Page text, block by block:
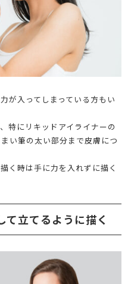
が入ってしまっている方もい
特にリキッドアイライナーの
い筆の太い部分まで皮膚につ
く時は手に力を入れずに描く
て立てるように描く